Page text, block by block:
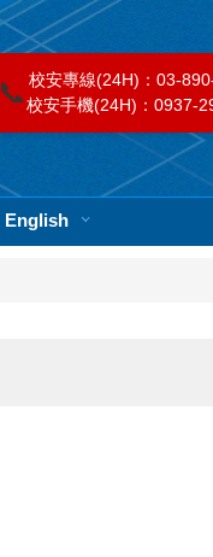
📞 校安專線(24H)：03-
校安手機(24H)：0937-
English